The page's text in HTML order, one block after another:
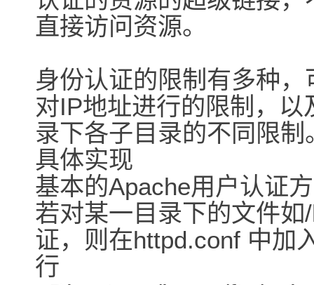
直接访问资源。
身份认证的限制有多种
对IP地址进行的限制，以
录下各子目录的不同限
具体实现
基本的Apache用户认证
若对某一目录下的文件
证，则在httpd.conf 中加
行